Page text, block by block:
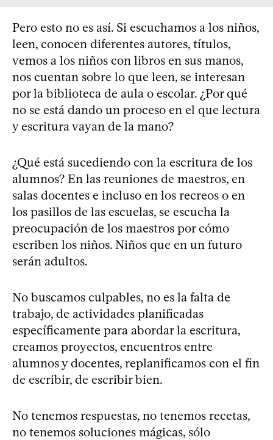
Pero esto no es así. Si escuchamos a los niños,
leen, conocen diferentes autores, títulos,
vemos a los niños con libros en sus manos,
nos cuentan sobre lo que leen, se interesan
por la biblioteca de aula o escolar. ¿Por qué
no se está dando un proceso en el que lectura
y escritura vayan de la mano?
¿Qué está sucediendo con la escritura de los
alumnos? En las reuniones de maestros, en
salas docentes e incluso en los recreos o en
los pasillos de las escuelas, se escucha la
preocupación de los maestros por cómo
escriben los niños. Niños que en un futuro
serán adultos.
No buscamos culpables, no es la falta de
trabajo, de actividades planificadas
específicamente para abordar la escritura,
creamos proyectos, encuentros entre
alumnos y docentes, replanificamos con el fin
de escribir, de escribir bien.
No tenemos respuestas, no tenemos recetas,
no tenemos soluciones mágicas, sólo